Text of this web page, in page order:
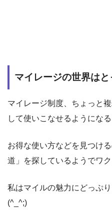
マイレージの世界はと
マイレージ制度、ちょっと
して使いこなせるようにな
お得な使い方などを見つけ
道」を探しているようでワ
私はマイルの魅力にどっぷ
(^_^;)